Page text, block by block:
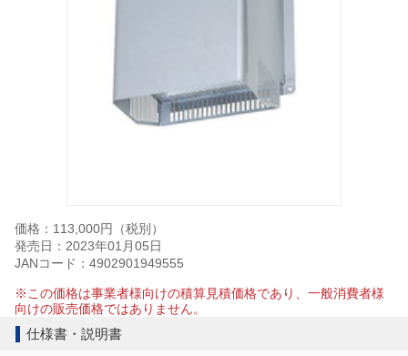
価格：113,000円（税別）
発売日：2023年01月05日
JANコード：4902901949555
※この価格は事業者様向けの積算見積価格であり、一般消費者様
向けの販売価格ではありません。
仕様書・説明書